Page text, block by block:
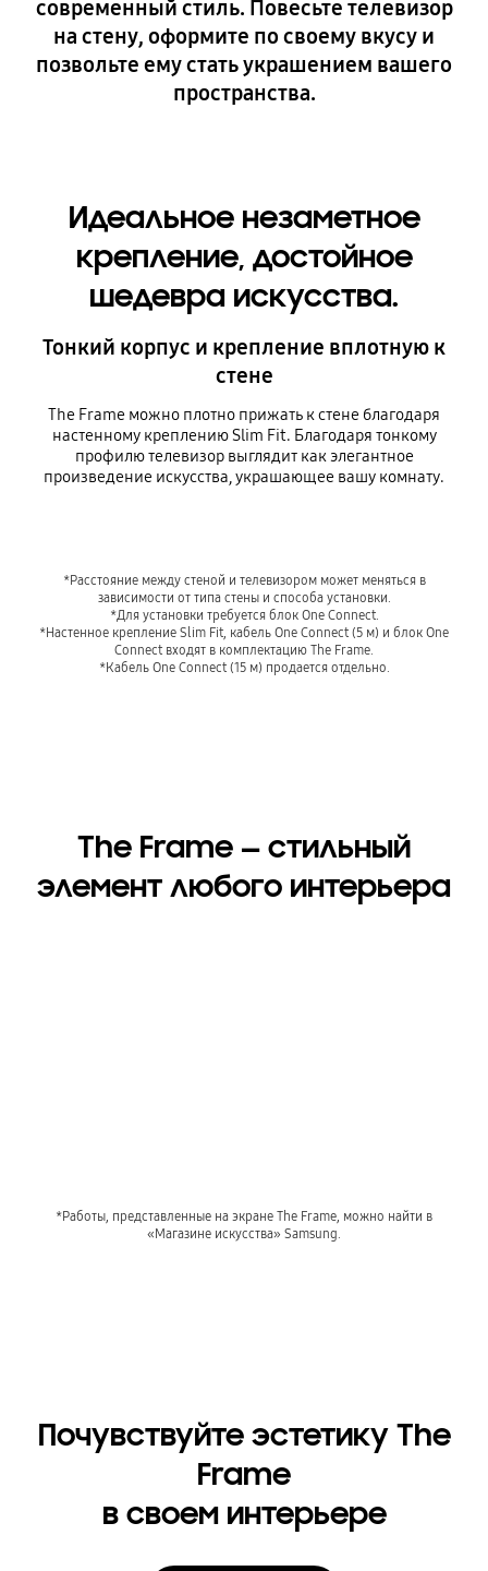
современный стиль. Повесьте телевизор
на стену, оформите по своему вкусу и
позвольте ему стать украшением вашего
пространства.
Идеальное незаметное
крепление, достойное
шедевра искусства.
Тонкий корпус и крепление вплотную к
стене
The Frame можно плотно прижать к стене благодаря
настенному креплению Slim Fit. Благодаря тонкому
профилю телевизор выглядит как элегантное
произведение искусства, украшающее вашу комнату.
*Расстояние между стеной и телевизором может меняться в
зависимости от типа стены и способа установки.
*Для установки требуется блок One Connect.
*Настенное крепление Slim Fit, кабель One Connect (5 м) и блок One
Connect входят в комплектацию The Frame.
*Кабель One Connect (15 м) продается отдельно.
The Frame — стильный
элемент любого интерьера
*Работы, представленные на экране The Frame, можно найти в
«Магазине искусства» Samsung.
Почувствуйте эстетику The
Frame
в своем интерьере